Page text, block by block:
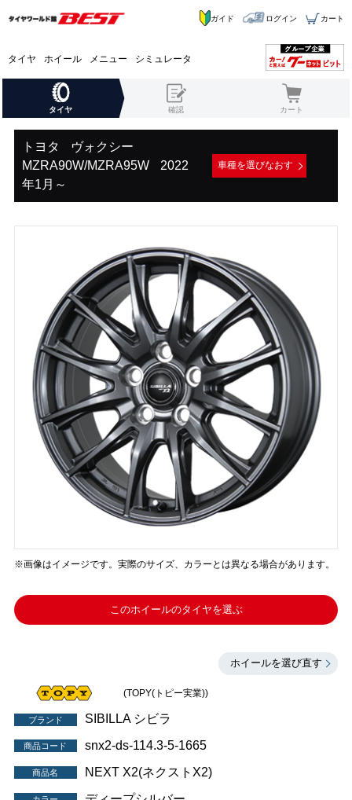
タイヤ ホイール メニュー シミュレータ
ガイド ログイン カート
タイヤ 確認 カート
トヨタ
ヴォクシー
MZRA90W/MZRA95W
2022
年1月～
車種を選びなおす
※画像はイメージです。実際のサイズ、カラーとは異なる場合があります。
このホイールのタイヤを選ぶ
ホイールを選び直す
(TOPY(トピー実業))
ブランド SIBILLA シビラ
商品コード snx2-ds-114.3-5-1665
商品名 NEXT X2(ネクストX2)